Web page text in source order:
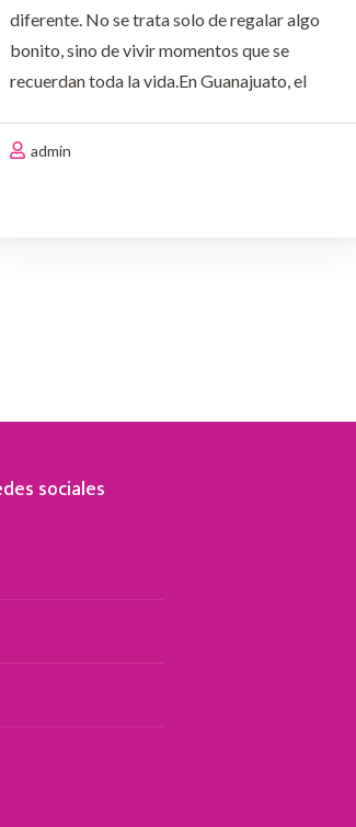
diferente. No se trata solo de regalar algo
bonito, sino de vivir momentos que se
recuerdan toda la vida.En Guanajuato, el
vino, música y detalles pensados con
admin
sociales